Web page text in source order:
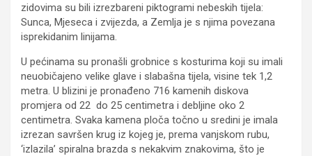
zidovima su bili izrezbareni piktogrami nebeskih tijela:
Sunca, Mjeseca i zvijezda, a Zemlja je s njima povezana
isprekidanim linijama.
U pećinama su pronašli grobnice s kosturima koji su imali
neuobičajeno velike glave i slabašna tijela, visine tek 1,2
metra. U blizini je pronađeno 716 kamenih diskova
promjera od 22 do 25 centimetra i debljine oko 2
centimetra. Svaka kamena ploča točno u sredini je imala
izrezan savršen krug iz kojeg je, prema vanjskom rubu,
‘izlazila’ spiralna brazda s nekakvim znakovima, što je